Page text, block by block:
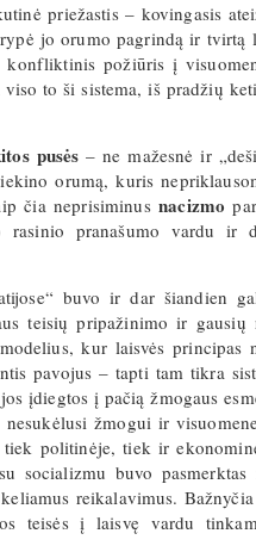
priežastis – kovingasis
jo orumo pagrindą ir tvirtą
požiūris į
to ši sistema, iš pradžių
pusės – ne mažesnė ir
orumą, kuris
čia neprisiminusnacizmo
pranašumo vardu ir
buvo ir dar šiandien
teisių pripažinimo ir gausių
kur laisvės principas
pavojus – tapti tam tikra
įdiegtos į pačią žmogaus
žmogui ir
politinėje, tiek ir
socializmu buvo
reikalavimus.
teisės į laisvę vardu